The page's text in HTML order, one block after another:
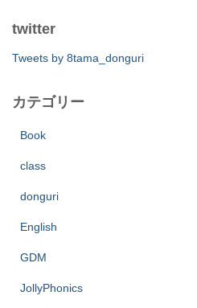
twitter
Tweets by 8tama_donguri
カテゴリー
Book
class
donguri
English
GDM
JollyPhonics